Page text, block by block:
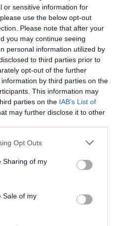
or sensitive information for
use the below opt-out
Please note that after your
you may continue seeing
personal information utilized by
to third parties prior to
opt-out of the further
by third parties on the
This information may
parties on the IAB’s List of
may further disclose it to other
Opt Outs
Sharing of my
Sale of my
❯
ΔΙΑΛΕΞΕΙΣ - ΟΜΙΛΙΕΣ
ΠΑΓΚΟΣΜΙΑ ΗΜΕΡΑ ΘΕΑΤΡΟΥ
(ΠΙΟΠ)
σας τα τελευταία νέα για